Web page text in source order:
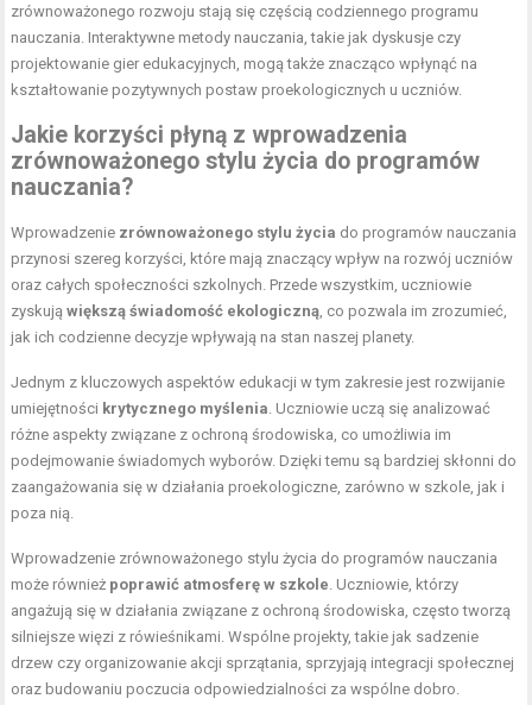
zrównoważonego rozwoju stają się częścią codziennego programu
nauczania. Interaktywne metody nauczania, takie jak dyskusje czy
projektowanie gier edukacyjnych, mogą także znacząco wpłynąć na
kształtowanie pozytywnych postaw proekologicznych u uczniów.
Jakie korzyści płyną z wprowadzenia
zrównoważonego stylu życia do programów
nauczania?
Wprowadzenie zrównoważonego stylu życia do programów nauczania
przynosi szereg korzyści, które mają znaczący wpływ na rozwój uczniów
oraz całych społeczności szkolnych. Przede wszystkim, uczniowie
zyskująwiększą świadomość ekologiczną , co pozwala im zrozumieć,
jak ich codzienne decyzje wpływają na stan naszej planety.
Jednym z kluczowych aspektów edukacji w tym zakresie jest rozwijanie
umiejętności krytycznego myślenia . Uczniowie uczą się analizować
różne aspekty związane z ochroną środowiska, co umożliwia im
podejmowanie świadomych wyborów. Dzięki temu są bardziej skłonni do
zaangażowania się w działania proekologiczne, zarówno w szkole, jak i
poza nią.
Wprowadzenie zrównoważonego stylu życia do programów nauczania
może również poprawić atmosferę w szkole . Uczniowie, którzy
angażują się w działania związane z ochroną środowiska, często tworzą
silniejsze więzi z rówieśnikami. Wspólne projekty, takie jak sadzenie
drzew czy organizowanie akcji sprzątania, sprzyjają integracji społecznej
oraz budowaniu poczucia odpowiedzialności za wspólne dobro.